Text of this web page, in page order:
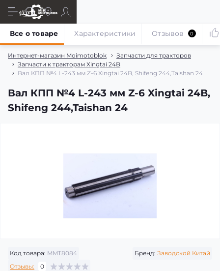
Интернет-магазин Moimotoblok
Запчасти для тракторов
Запчасти к тракторам Xingtai 24В
Вал КПП №4 L-243 мм Z-6 Xingtai 24B, Shifeng 244,Taishan 24
Вал КПП №4 L-243 мм Z-6 Xingtai 24B,
Shifeng 244,Taishan 24
Все о товаре Характеристики Отзывов 0
Код товара: MMT8084 Бренд: Заводской Китай
Отзывы:
0